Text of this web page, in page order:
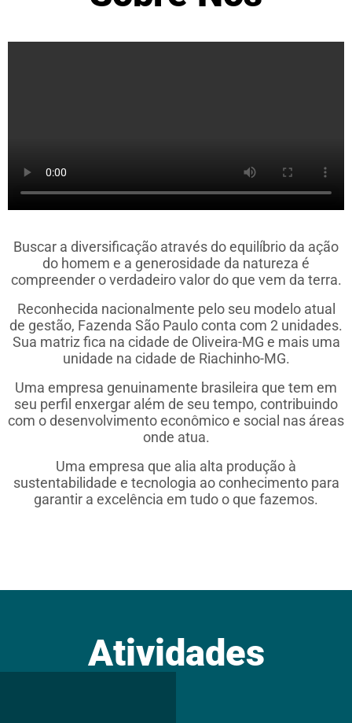
Buscar a diversificação através do equilíbrio da ação
do homem e a generosidade da natureza é
compreender o verdadeiro valor do que vem da terra.
Reconhecida nacionalmente pelo seu modelo atual
de gestão, Fazenda São Paulo conta com 2 unidades.
Sua matriz fica na cidade de Oliveira-MG e mais uma
unidade na cidade de Riachinho-MG.
Uma empresa genuinamente brasileira que tem em
seu perfil enxergar além de seu tempo, contribuindo
com o desenvolvimento econômico e social nas áreas
onde atua.
Uma empresa que alia alta produção à
sustentabilidade e tecnologia ao conhecimento para
garantir a excelência em tudo o que fazemos.
Atividades